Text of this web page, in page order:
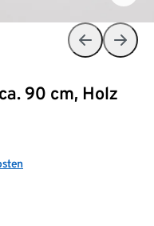
90 cm, Holz